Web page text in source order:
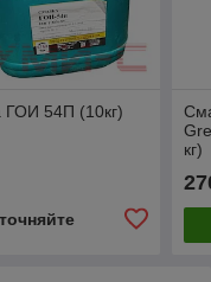
ГОИ 54П (10кг)
кг)